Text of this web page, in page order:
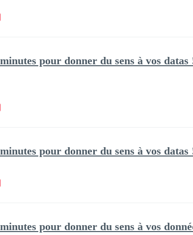
pour donner du sens à vos
pour donner du sens à vos datas
pour donner du sens à vos